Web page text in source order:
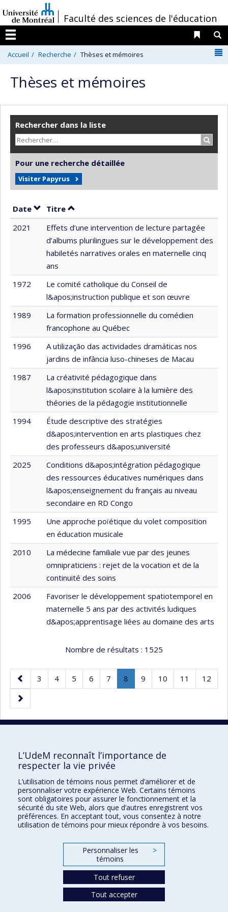
au
contenu
/Faculté des sciences de l'éducation
Menu
Liens
Accueil Recherche Thèses et mémoires
Thèses et mémoires
Rechercher dans la liste
Pour une recherche détaillée
Visiter Papyrus
Date Trier par date en ordre croissant
Titre Trier par titre en ordre croissant
2021
Effets d’une intervention de lecture partagée
d’albums plurilingues sur le développement des
habiletés narratives orales en maternelle cinq
ans
1972
Le comité catholique du Conseil de
l&apos;instruction publique et son œuvre
1989
La formation professionnelle du comédien
francophone au Québec
1996
A utilização das actividades dramáticas nos
jardins de infância luso-chineses de Macau
1987
La créativité pédagogique dans
l&apos;institution scolaire à la lumière des
théories de la pédagogie institutionnelle
1994
Étude descriptive des stratégies
d&apos;intervention en arts plastiques chez
des professeurs d&apos;université
2025
Conditions d&apos;intégration pédagogique
des ressources éducatives numériques dans
l&apos;enseignement du français au niveau
secondaire en RD Congo
1995
Une approche poïétique du volet composition
en éducation musicale
2010
La médecine familiale vue par des jeunes
omnipraticiens : rejet de la vocation et de la
continuité des soins
2006
Favoriser le développement spatiotemporel en
maternelle 5 ans par des activités ludiques
d&apos;apprentisage liées au domaine des arts
Nombre de résultats : 1525
Page
précédente
Page
3 Page
4 Page
5 Page
6 Page
7 Page
8
Page
Page
9 Page
10 Page
11 Page
12
Page
suivante
Faculté des sciences de l'éducation
Pavillon Marie-Victorin
90, avenue Vincent-d'Indy
Montréal (Québec) H2V 2S9
L’UdeM reconnaît l’importance de
respecter la vie privée
L’utilisation de témoins nous permet d’améliorer et de
personnaliser votre expérience Web. Certains témoins
sont obligatoires pour assurer le fonctionnement et la
sécurité du site Web, alors que d’autres enregistrent vos
préférences. En acceptant tout, vous consentez à notre
utilisation de témoins pour mieux répondre à vos besoins.
Personnaliser les
témoins
>
Tout refuser
Tout accepter